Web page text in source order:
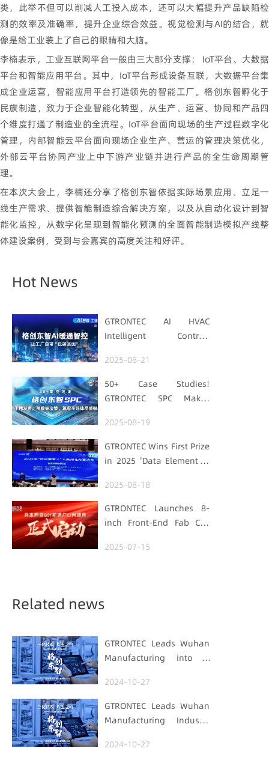
类，此举不但可以削减人工投入成本，还可以大幅提升产品缺陷检
测的效率及准确率，提升企业综合效益。视觉检测与AI的结合，就
像是给工业装上了自己的眼睛和大脑。
李楠表示，工业互联网平台一般由三大部分支撑： IoT平台、大数据
平台和智能应用平台。其中，IoT平台形成设备互联，大数据平台集
成企业运营，智能应用平台打造领先的智能工厂。格创东智孵化于
民族制造，致力于企业智能化转型，从生产、运营、协同和产品四
个维度打通了制造业的全流程。IoT平台面向现场的生产过程数字化
管理，内部智能云平台面向现场企业生产、营运的管理决策优化，
外部云平台协同产业上中下游产业链并进行产品的全生命周期管
理。
在本次大会上，李楠还分享了格创东智依据实际场景应用、立足一
线生产需求、提供智能制造综合解决方案，以及从自动化设计到智
能化监控，从数字化呈现到智能化预测的全面智能制造模拟产线整
体建设案例，受到与会嘉宾的高度关注和好评。
Hot News
GTRONTEC AI HVAC
Intelligent Control:
with "Low-Carbon DNA"
2025-08-21
50+ Case Studies!
GTRONTEC SPC Makes
Data for Decisions,
Strengthens
Semiconductor Quality
2025-08-19
GTRONTEC Wins First Prize
in 2025 'Data Element ×'
Manufacturing Track
2025-08-18
GTRONTEC Launches 8-
inch Front-End Fab CIM
Empowering Global
2025-07-15
Related news
GTRONTEC Leads Wuhan
Manufacturing into a
Transformations'
2024-10-27
GTRONTEC Leads Wuhan
Manufacturing Industry
Transformations'
2024-10-27